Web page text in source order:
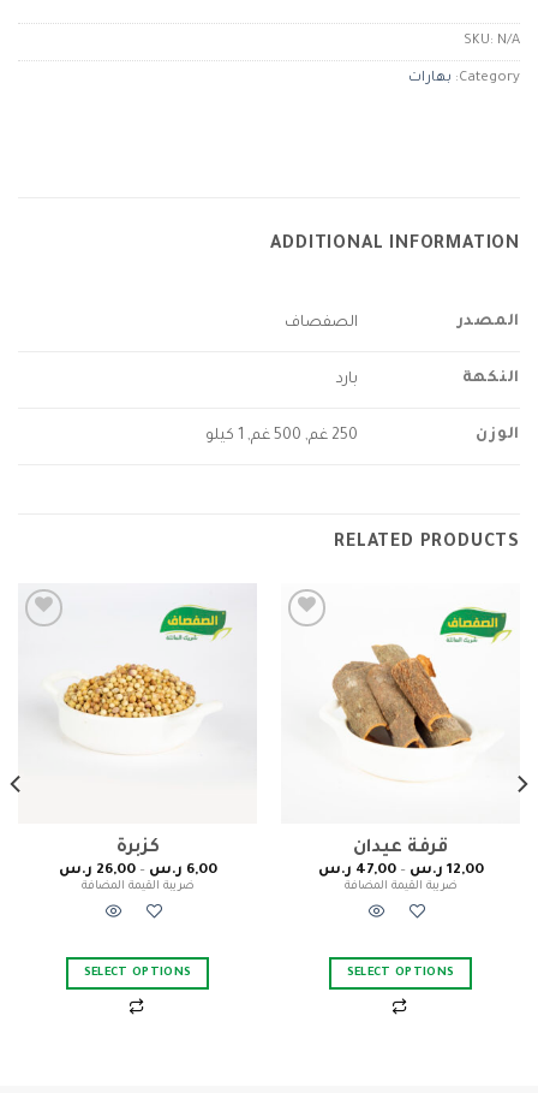
SKU: N/A
Category: بهارات
ADDITIONAL INFORMATION
المصدر الصفصاف
النكهة بارد
الوزن 250 غم, 500 غم, 1 كيلو
RELATED PRODUCTS
قرفة عيدان
12,00 ر.س –
47,00 ر.س
ضريبة القيمة المضافة
SELECT OPTIONS
كزبرة
6,00 ر.س –
26,00 ر.س
ضريبة القيمة المضافة
SELECT OPTIONS